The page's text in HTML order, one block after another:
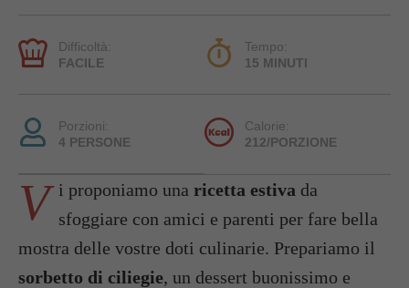
Difficoltà:
FACILE
Tempo:
15 MINUTI
Porzioni:
4 PERSONE
Calorie:
212/PORZIONE
V i proponiamo una ricetta estiva da
sfoggiare con amici e parenti per fare bella
mostra delle vostre doti culinarie. Prepariamo il
sorbetto di ciliegie, un dessert buonissimo e